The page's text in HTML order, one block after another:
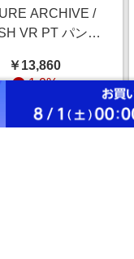
ARCHIVE /
VR PT パンツ
￥13,860
1.0%
ストアにすすむ